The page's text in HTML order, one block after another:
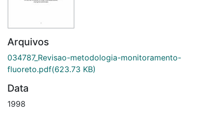
Arquivos
034787_Revisao-metodologia-monitoramento-
fluoreto.pdf(623.73 KB)
Data
1998